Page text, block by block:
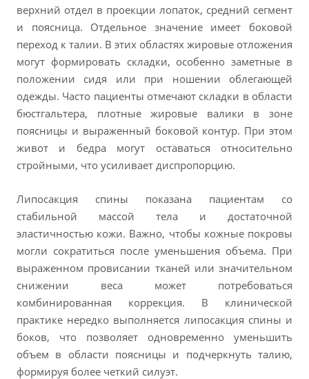
верхний отдел в проекции лопаток, средний сегмент
и поясница. Отдельное значение имеет боковой
переход к талии. В этих областях жировые отложения
могут формировать складки, особенно заметные в
положении сидя или при ношении облегающей
одежды. Часто пациенты отмечают складки в области
бюстгальтера, плотные жировые валики в зоне
поясницы и выраженный боковой контур. При этом
живот и бедра могут оставаться относительно
стройными, что усиливает диспропорцию.
Липосакция спины показана пациентам со
стабильной массой тела и достаточной
эластичностью кожи. Важно, чтобы кожные покровы
могли сократиться после уменьшения объема. При
выраженном провисании тканей или значительном
снижении веса может потребоваться
комбинированная коррекция. В клинической
практике нередко выполняется липосакция спины и
боков, что позволяет одновременно уменьшить
объем в области поясницы и подчеркнуть талию,
формируя более четкий силуэт.